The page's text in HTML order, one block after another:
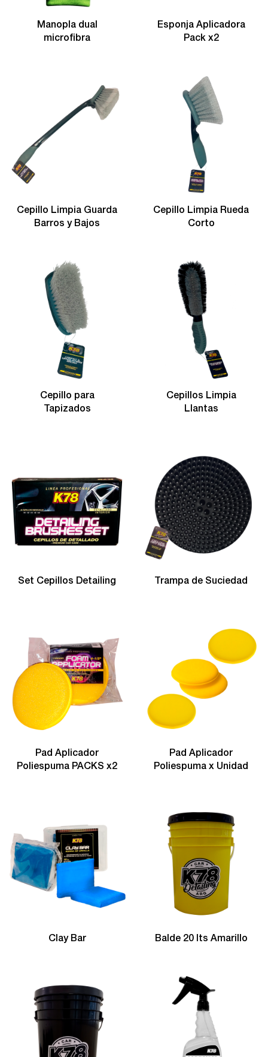
Manopla dual
microfibra
Esponja Aplicadora
Pack x2
Cepillo Limpia Guarda
Barros y Bajos
Cepillo Limpia Rueda
Corto
Cepillo para
Tapizados
Cepillos Limpia
Llantas
Set Cepillos Detailing Trampa de Suciedad
Pad Aplicador
Poliespuma PACKS x2
Pad Aplicador
Poliespuma x Unidad
Clay Bar Balde 20 lts Amarillo